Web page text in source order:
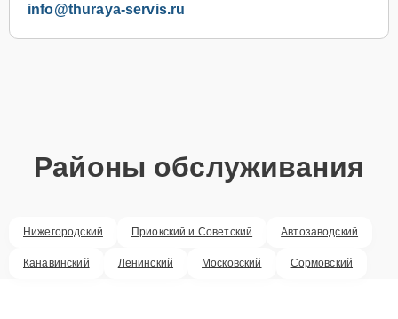
info@thuraya-servis.ru
Районы обслуживания
Нижегородский Приокский и Советский Автозаводский
Канавинский Ленинский Московский Сормовский